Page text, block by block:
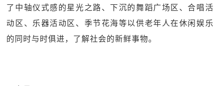
了中轴仪式感的星光之路、下沉的舞蹈广场区、合唱活
动区、乐器活动区、季节花海等以供老年人在休闲娱乐
的同时与时俱进，了解社会的新鲜事物。